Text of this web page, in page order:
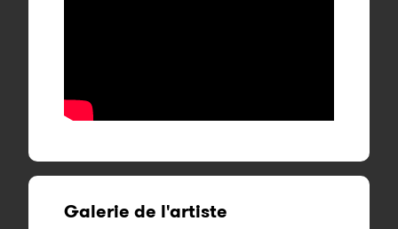
Galerie de l'artiste